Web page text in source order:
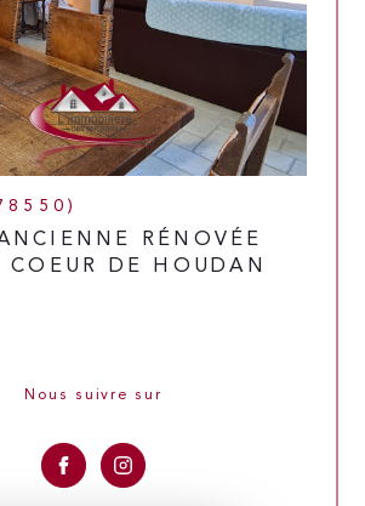
RÉNOVÉE
COEUR DE HOUDAN
Nous suivre sur